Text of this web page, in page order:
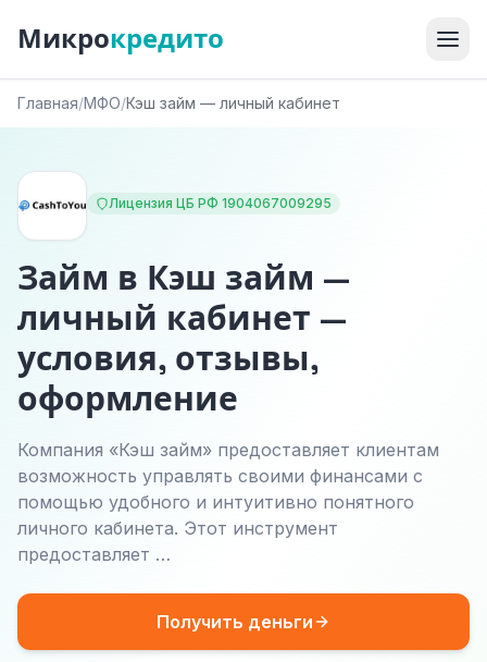
Микрокредито
Главная/МФО/Кэш займ — личный кабинет
Лицензия ЦБ РФ 1904067009295
Займ в Кэш займ —
личный кабинет —
условия, отзывы,
оформление
Компания «Кэш займ» предоставляет клиентам
возможность управлять своими финансами с
помощью удобного и интуитивно понятного
личного кабинета. Этот инструмент
предоставляет …
Получить деньги